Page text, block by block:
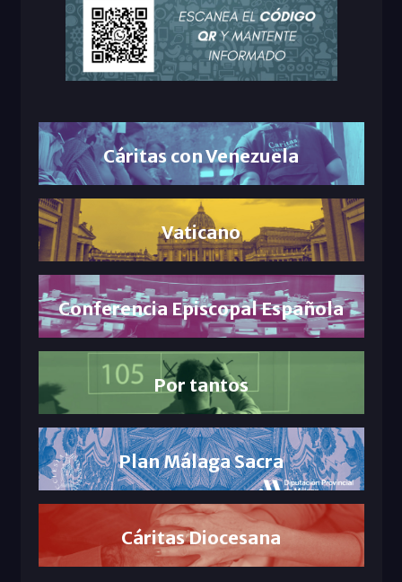
Cáritas con Venezuela
Vaticano
Conferencia Episcopal Española
Por tantos
Plan Málaga Sacra
Cáritas Diocesana